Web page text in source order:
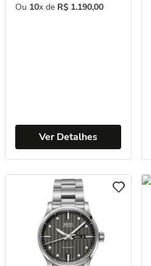
Ou 10x de R$ 1.190,00
Ver Detalhes